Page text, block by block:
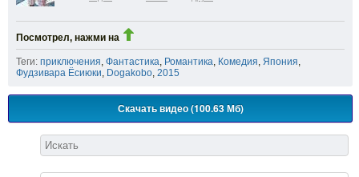
Посмотрел, нажми на
Теги: приключения, Фантастика, Романтика, Комедия, Япония,
Фудзивара Ёсиюки, Dogakobo, 2015
Скачать видео (100.63 Мб)